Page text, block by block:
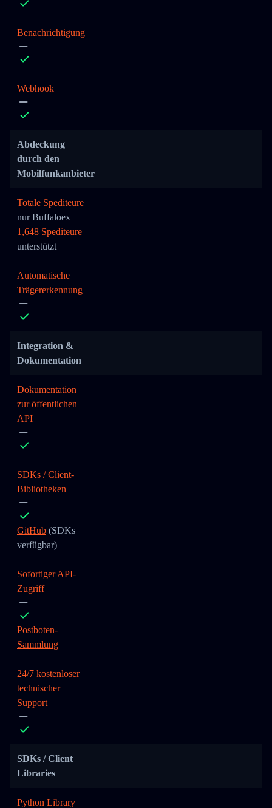
Benachrichtigung
Webhook
Abdeckung
durch den
Mobilfunkanbieter
Totale Spediteure
nur Buffaloex
1,648 Spediteure
unterstützt
Automatische
Trägererkennung
Integration &
Dokumentation
Dokumentation
zur öffentlichen
API
SDKs / Client-
Bibliotheken
GitHub (SDKs
verfügbar)
Sofortiger API-
Zugriff
Postboten-
Sammlung
24/7 kostenloser
technischer
Support
SDKs / Client
Libraries
Python Library